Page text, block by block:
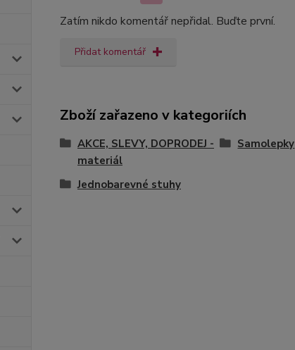
Zatím nikdo komentář nepřidal. Buďte první.
Přidat komentář
Zboží zařazeno v kategoriích
AKCE, SLEVY, DOPRODEJ -
materiál
Samolepky
Jednobarevné stuhy